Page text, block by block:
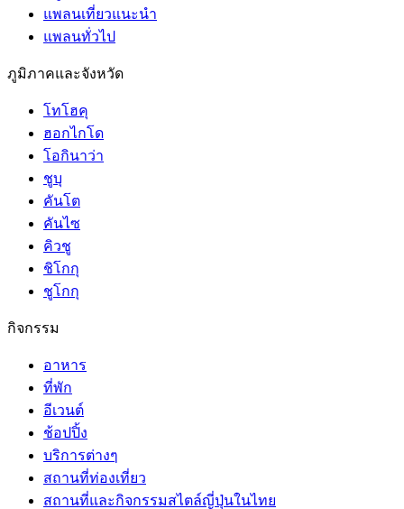
แพลนเที่ยวแนะนำ
แพลนทั่วไป
ภูมิภาคและจังหวัด
โทโฮคุ
ฮอกไกโด
โอกินาว่า
ชูบุ
คันโต
คันไซ
คิวชู
ชิโกกุ
ชูโกกุ
กิจกรรม
อาหาร
ที่พัก
อีเวนต์
ช้อปปิ้ง
บริการต่างๆ
สถานที่ท่องเที่ยว
สถานที่และกิจกรรมสไตล์ญี่ปุ่นในไทย